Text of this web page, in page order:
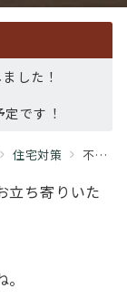
した！
です！
住宅対策 不動産投資 ～公務員が持ち家から賃貸へ？ 家賃補助について～
立ち寄りいた